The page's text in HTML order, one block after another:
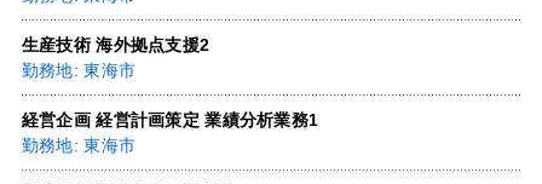
生産技術 海外拠点支援2
勤務地: 東海市
経営企画 経営計画策定 業績分析業務1
勤務地: 東海市